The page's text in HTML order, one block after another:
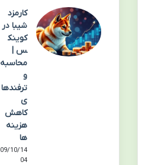
کارمزد
شیبا در
کوینک
س |
محاسبه
و
ترفندها
ی
کاهش
هزینه
ها
09/10/14
04